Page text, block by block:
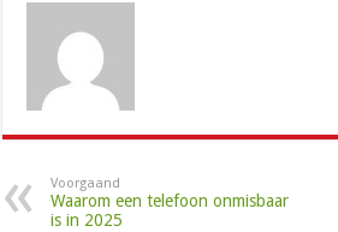
Voorgaand
Waarom een telefoon onmisbaar
is in 2025